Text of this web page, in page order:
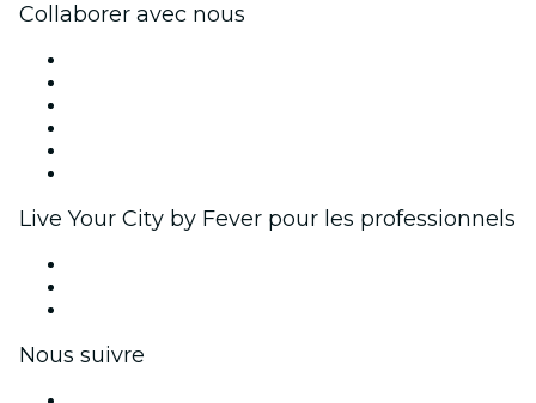
Collaborer avec nous
Live Your City by Fever pour les professionnels
Nous suivre